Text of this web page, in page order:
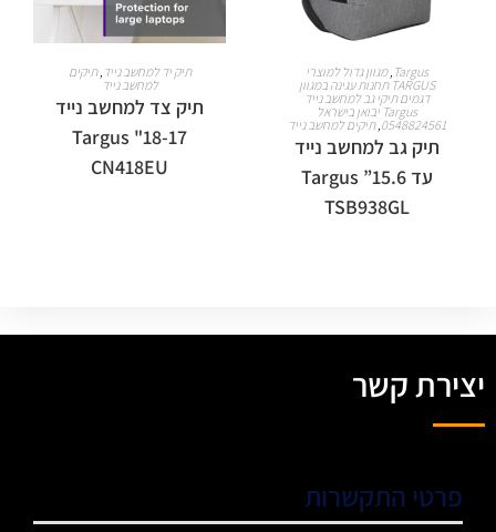
מידע נוסףTargus
,מגוון גדול למוצרי
TARGUS תחנות עגינה במגוון
דגמים תיקי גב למחשב נייד
Targus יבואן בישראל
0548824561
,תיקים למחשב נייד
תיק גב למחשב נייד
עד 15.6” Targus
TSB938GL
מידע נוסף
תיק יד למחשב נייד ,תיקים
למחשב נייד
תיק צד למחשב נייד
18-17" Targus
CN418EU
יצירת קשר
פרטי התקשרות